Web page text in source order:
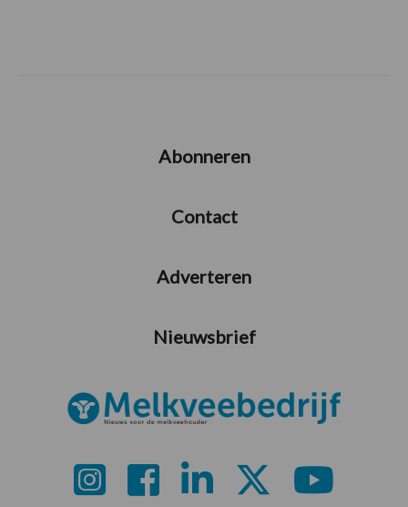
Abonneren
Contact
Adverteren
Nieuwsbrief